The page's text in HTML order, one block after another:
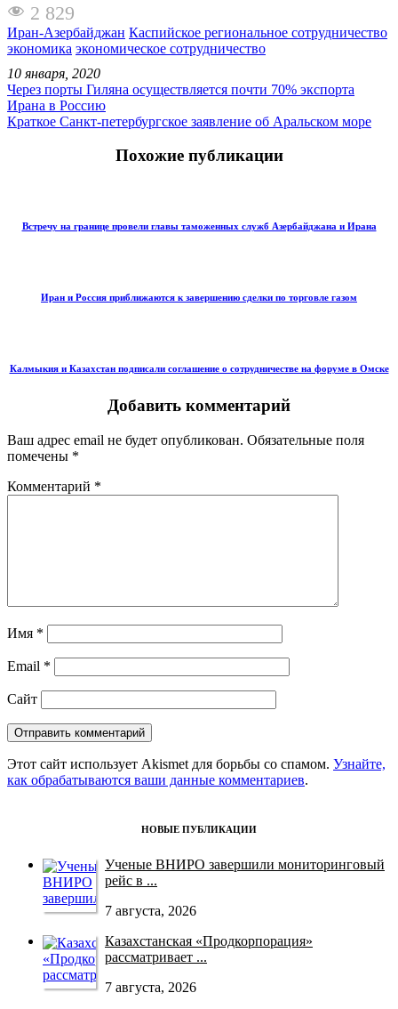
2 829
Иран-Азербайджан Каспийское региональное сотрудничество
экономика экономическое сотрудничество
10 января, 2020
Через порты Гиляна осуществляется почти 70% экспорта
Ирана в Россию
Краткое Санкт-петербургское заявление об Аральском море
Похожие публикации
Встречу на границе провели главы таможенных служб Азербайджана и Ирана
Иран и Россия приближаются к завершению сделки по торговле газом
Калмыкия и Казахстан подписали соглашение о сотрудничестве на форуме в Омске
Добавить комментарий
Ваш адрес email не будет опубликован. Обязательные поля
помечены *
Комментарий *
Имя *
Email *
Сайт
Этот сайт использует Akismet для борьбы со спамом. Узнайте,
как обрабатываются ваши данные комментариев.
НОВЫЕ ПУБЛИКАЦИИ
Ученые ВНИРО завершили мониторинговый
рейс в ...
7 августа, 2026
Казахстанская «Продкорпорация»
рассматривает ...
7 августа, 2026